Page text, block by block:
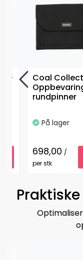
-
Coal
rundpinner
På lager
698,00 /
per stk